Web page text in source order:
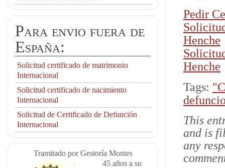
Pedir
Henche
Henche
Tags:
This
and is
any
Para envio fuera de
España:
Solicitud certificado de matrimonio
Internacional
Solicitud certificado de nacimiento
Internacional
Solicitud de Certificado de Defunción
Internacional
Tramitado por Gestoría Montes
45 años a su